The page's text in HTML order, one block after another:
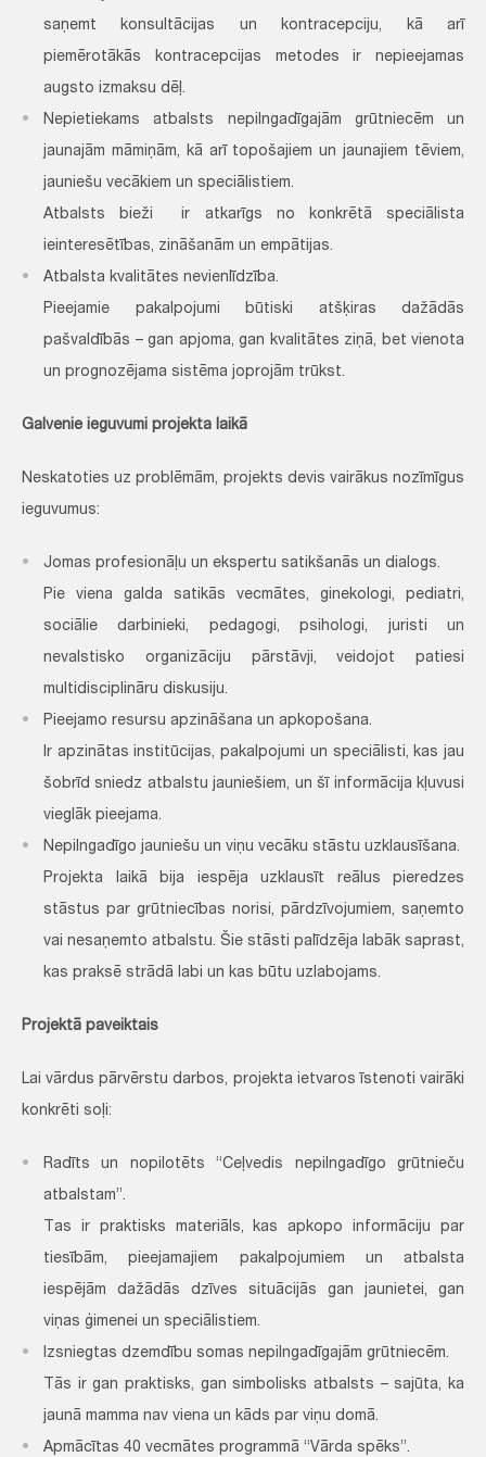
saņemt konsultācijas un kontracepciju, kā arī
piemērotākās kontracepcijas metodes ir nepieejamas
augsto izmaksu dēļ.
Nepietiekams atbalsts nepilngadīgajām grūtniecēm un
jaunajām māmiņām, kā arī topošajiem un jaunajiem tēviem,
jauniešu vecākiem un speciālistiem.
Atbalsts bieži ir atkarīgs no konkrētā speciālista
ieinteresētības, zināšanām un empātijas.
Atbalsta kvalitātes nevienlīdzība.
Pieejamie pakalpojumi būtiski atšķiras dažādās
pašvaldībās – gan apjoma, gan kvalitātes ziņā, bet vienota
un prognozējama sistēma joprojām trūkst.
Galvenie ieguvumi projekta laikā
Neskatoties uz problēmām, projekts devis vairākus nozīmīgus
ieguvumus:
Jomas profesionāļu un ekspertu satikšanās un dialogs.
Pie viena galda satikās vecmātes, ginekologi, pediatri,
sociālie darbinieki, pedagogi, psihologi, juristi un
nevalstisko organizāciju pārstāvji, veidojot patiesi
multidisciplināru diskusiju.
Pieejamo resursu apzināšana un apkopošana.
Ir apzinātas institūcijas, pakalpojumi un speciālisti, kas jau
šobrīd sniedz atbalstu jauniešiem, un šī informācija kļuvusi
vieglāk pieejama.
Nepilngadīgo jauniešu un viņu vecāku stāstu uzklausīšana.
Projekta laikā bija iespēja uzklausīt reālus pieredzes
stāstus par grūtniecības norisi, pārdzīvojumiem, saņemto
vai nesaņemto atbalstu. Šie stāsti palīdzēja labāk saprast,
kas praksē strādā labi un kas būtu uzlabojams.
Projektā paveiktais
Lai vārdus pārvērstu darbos, projekta ietvaros īstenoti vairāki
konkrēti soļi:
Radīts un nopilotēts “Ceļvedis nepilngadīgo grūtnieču
atbalstam”.
Tas ir praktisks materiāls, kas apkopo informāciju par
tiesībām, pieejamajiem pakalpojumiem un atbalsta
iespējām dažādās dzīves situācijās gan jaunietei, gan
viņas ģimenei un speciālistiem.
Izsniegtas dzemdību somas nepilngadīgajām grūtniecēm.
Tās ir gan praktisks, gan simbolisks atbalsts – sajūta, ka
jaunā mamma nav viena un kāds par viņu domā.
Apmācītas 40 vecmātes programmā “Vārda spēks”.